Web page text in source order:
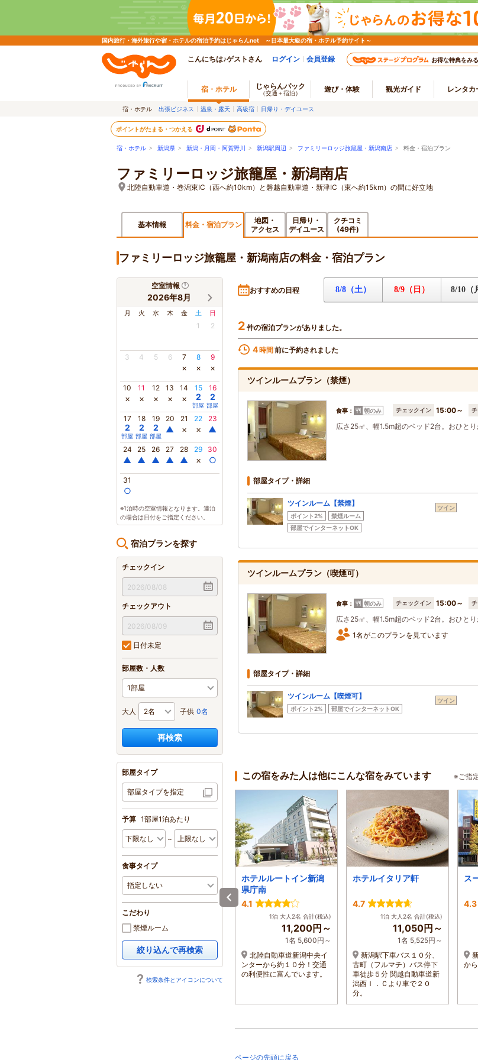
国内旅行・海外旅行や宿・ホテルの宿泊予約はじゃらんnet ～日本最大級の宿・ホテル予約サイト～
こんにちは♪ゲストさん ログイン 会員登録 お得な特典をみる
宿・ホテル じゃらんパック
（交通＋宿泊） 遊び・体験 観光ガイド レンタカ
宿・ホテル 出張ビジネス 温泉・露天 高級宿 日帰り・デイユース
ポイントがたまる・つかえる
宿・ホテル > 新潟県 > 新潟・月岡・阿賀野川 > 新潟駅周辺 > ファミリーロッジ旅籠屋・新潟南店 > 料金・宿泊プラン
ファミリーロッジ旅籠屋・新潟南店
北陸自動車道・巻潟東IC（西へ約10km）と磐越自動車道・新津IC（東へ約15km）の間に好立地
基本情報 料金・宿泊プラン
地図・
アクセス
日帰り・
デイユース
クチコミ
(49件)
ファミリーロッジ旅籠屋・新潟南店の料金・宿泊プラン
空室情報
2026年8月
月 火 水 木 金 土 日
1 2
3 4 5 6 7
×
8
×
9
×
10
×
11
×
12
×
13
×
14
×
15
2
部屋
16
2
部屋
17
2
部屋
18
2
部屋
19
2
部屋
20
▲
21
×
22
×
23
▲
24
▲
25
▲
26
▲
27
▲
28
▲
29
×
30
○
31
○
※1泊時の空室情報となります。連泊
の場合は日付をご指定ください。
宿泊プランを探す
チェックイン
チェックアウト
日付未定
部屋数・人数
大人 子供 0名
再検索
部屋タイプ
部屋タイプを指定
予算 1部屋1泊あたり
～
食事タイプ
こだわり
禁煙ルーム
絞り込んで再検索
検索条件とアイコンについて
おすすめの日程 8/8（土） 8/9（日） 8/10（
2 件の宿泊プランがありました。
4時間 前に予約されました
ツインルームプラン（禁煙）
食事： 朝のみ チェックイン 15:00～
広さ25㎡、幅1.5m超のベッド2台。おひと
部屋タイプ・詳細
ツインルーム【禁煙】
ポイント2%
禁煙ルーム
部屋でインターネットOK
ツイン
ツインルームプラン（喫煙可）
食事： 朝のみ チェックイン 15:00～
広さ25㎡、幅1.5m超のベッド2台。おひと
1名がこのプランを見ています
部屋タイプ・詳細
ツインルーム【喫煙可】
ポイント2% 部屋でインターネットOK
ツイン
この宿をみた人は他にこんな宿をみています ※ご指
ホテルディアモント新
潟西
4.5
1名 4,750円～
●新潟駅 車で約20分●
北陸自動車道新潟西IC 車
で約５分
ホテルルートイン新潟
県庁南
4.1
1泊 大人2名 合計(税込)
11,200円～
1名 5,600円～
北陸自動車道新潟中央イ
ンターから約１０分！交通
の利便性に富んでいます。
ホテルイタリア軒
4.7
1泊 大人2名 合計(税込)
11,050円～
1名 5,525円～
新潟駅下車バス１０分、
古町（フルマチ）バス停下
車徒歩５分 関越自動車道新
潟西Ｉ．Ｃより車で２０
分。
ス
4.3
か
ページの先頭に戻る